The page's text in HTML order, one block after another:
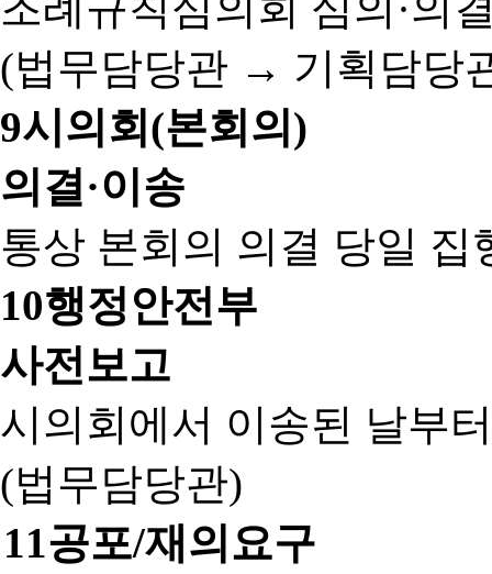
(법무담당관 → 기획담당
9시의회(본회의)
의결·이송
통상 본회의 의결 당일 집
10행정안전부
사전보고
시의회에서 이송된 날부
(법무담당관)
11공포/재의요구